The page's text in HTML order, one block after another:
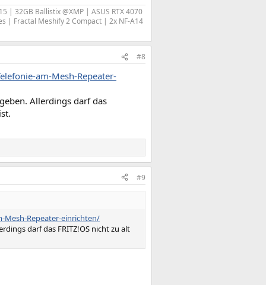
| 32GB Ballistix @XMP | ASUS RTX 4070
| Fractal Meshify 2 Compact | 2x NF-A14
#8
am-Mesh-Repeater-
Allerdings darf das
#9
Mesh-Repeater-einrichten/
darf das FRITZ!OS nicht zu alt